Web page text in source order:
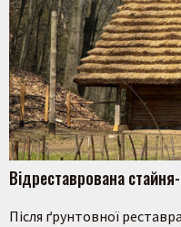
Відреставрована
Після ґрунтовної